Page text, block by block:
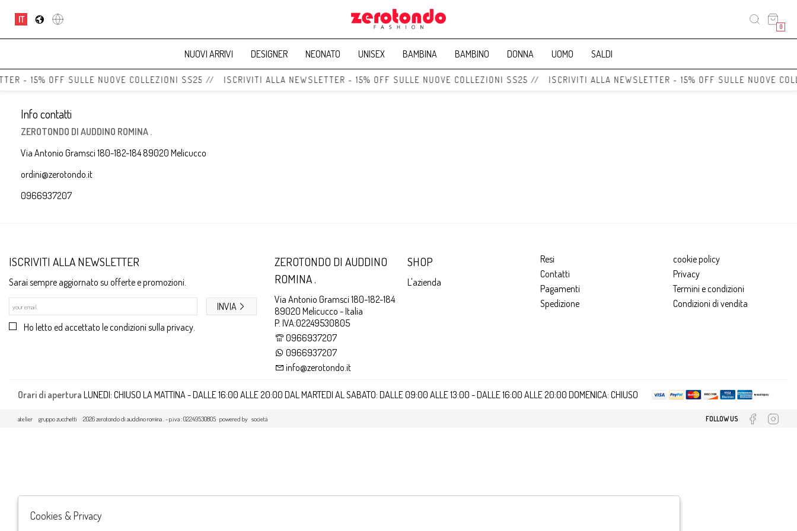
IT
0
NUOVI ARRIVI DESIGNER NEONATO UNISEX BAMBINA BAMBINO DONNA UOMO SALDI
- 15% OFF SULLE NUOVE COLLEZIONI SS25 // ISCRIVITI ALLA NEWSLETTER - 15% OFF SULLE NUOVE COLLEZIONI SS25 // ISCRIVITI ALLA NEWSLETTER - 15% OFF SULLE NUOVE
Info contatti
ZEROTONDO DI AUDDINO ROMINA .
Via Antonio Gramsci 180-182-184 89020 Melicucco
ordini@zerotondo.it
0966937207
ISCRIVITI ALLA NEWSLETTER
Sarai sempre aggiornato su offerte e promozioni.
Ho letto ed accettato le condizioni sulla privacy.
INVIA
ZEROTONDO DI AUDDINO
ROMINA .
Via Antonio Gramsci 180-182-184
89020 Melicucco - Italia
P. IVA:02249530805
0966937207
0966937207
info@zerotondo.it
SHOP
L'azienda
Resi
Contatti
Pagamenti
Spedizione
cookie policy
Privacy
Termini e condizioni
Condizioni di vendita
Orari di apertura LUNEDI: CHIUSO LA MATTINA - DALLE 16:00 ALLE 20:00 DAL MARTEDI AL SABATO: DALLE 09:00 ALLE 13:00 - DALLE 16:00 ALLE 20:00 DOMENICA: CHIUSO
2026 zerotondo di auddino romina . - p.iva : 02249530805 powered by
atelier società
gruppo zucchetti FOLLOW US
Cookies & Privacy